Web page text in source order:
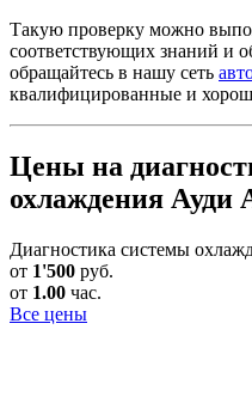
Такую проверку можно
соответствующих знаний и
обращайтесь в нашу сеть
квалифицированные и
Цены на
охлаждения Ауди
Диагностика системы
от 1'500 руб.
от 1.00 час.
Все цены